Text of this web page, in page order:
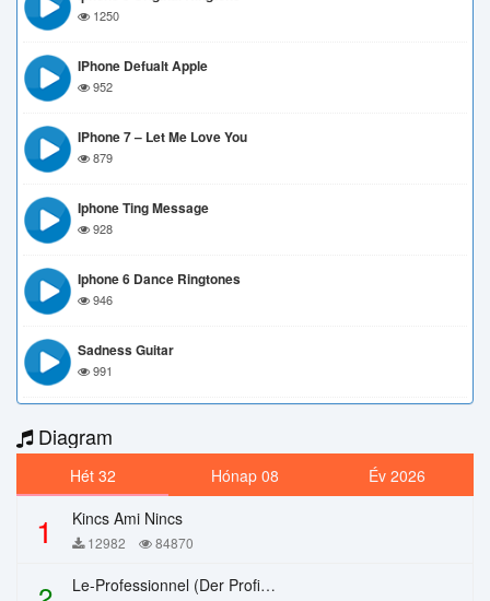
1250
IPhone Defualt Apple
952
IPhone 7 – Let Me Love You
879
Iphone Ting Message
928
Iphone 6 Dance Ringtones
946
Sadness Guitar
991
Diagram
Hét 32 Hónap 08 Év 2026
1 Kincs Ami Nincs
12982 84870
Le-Professionnel (Der Profi) – Chi Mai